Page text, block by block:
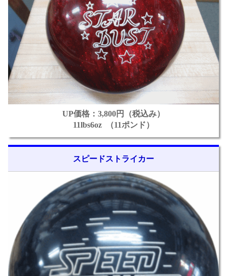
UP価格：3,800円（税込み）
11lbs6oz （11ポンド）
スピードストライカー